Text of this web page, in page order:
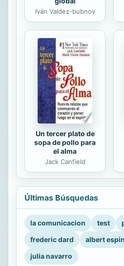
Iván Valdez-bubnov
Un tercer plato de
sopa de pollo para
el alma
Jack Canfield
Últimas Búsquedas
la comunicacion test
frederic dard
albert
julia navarro